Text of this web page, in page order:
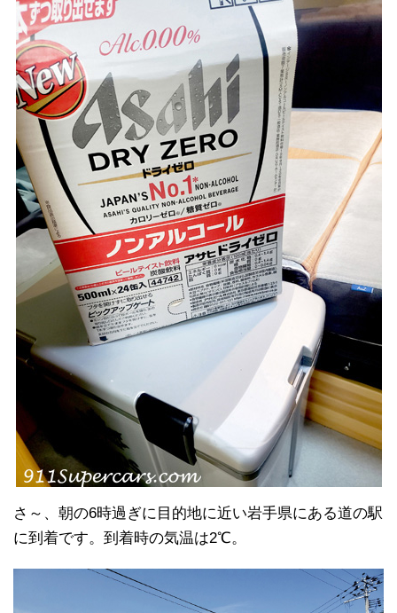
さ～、朝の6時過ぎに目的地に近い岩手県にある道の駅
に到着です。到着時の気温は2℃。